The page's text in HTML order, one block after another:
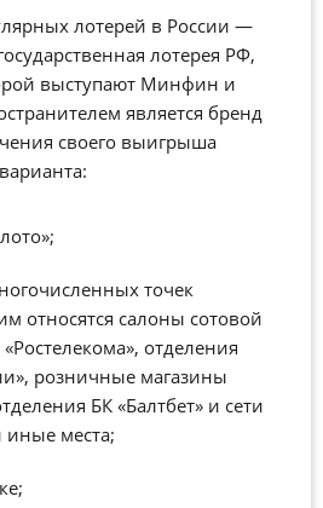
лотерей в России —
лотерея РФ,
выступают Минфин и
является бренд
своего выигрыша
точек
относятся салоны сотовой
отделения
розничные магазины
БК «Балтбет» и сети
иные места;